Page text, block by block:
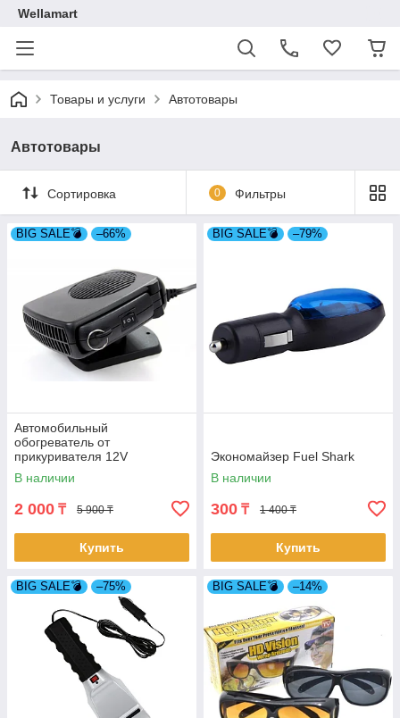
Wellamart
Товары и услуги Автотовары
Автотовары
Сортировка 0 Фильтры
BIG SALE💣 –66%
Автомобильный
обогреватель от
прикуривателя 12V
В наличии
2 000 ₸ 5 900 ₸
Купить
BIG SALE💣 –79%
Экономайзер Fuel Shark
В наличии
300 ₸ 1 400 ₸
Купить
BIG SALE💣 –75% BIG SALE💣 –14%